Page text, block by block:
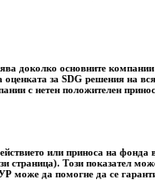
доколко основните
оценката за SDG решения на
с нетен положителен
или приноса на
страница). Този показател
може да помогне да се